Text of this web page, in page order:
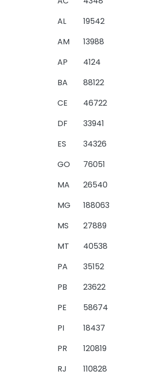
AL
19542
AM
13988
AP
4124
BA
88122
CE
46722
DF
33941
ES
34326
GO
76051
MA
26540
MG
188063
MS
27889
MT
40538
PA
35152
PB
23622
PE
58674
PI
18437
PR
120819
RJ
110828